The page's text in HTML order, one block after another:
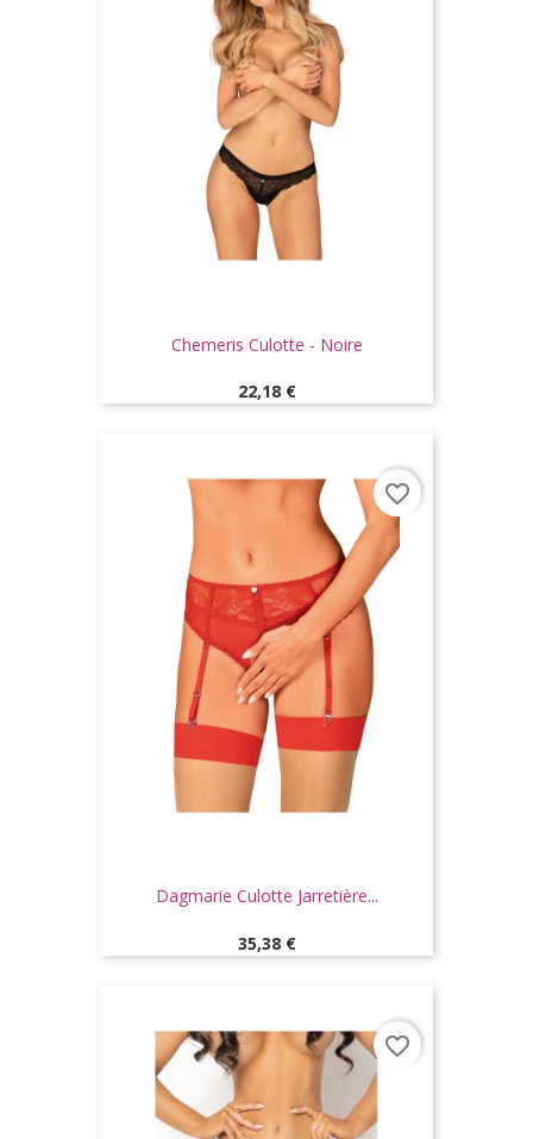
Chemeris Culotte - Noire
Prix
22,18 €
Dagmarie Culotte Jarretière...
Prix
35,38 €
favorite_border
favorite_border